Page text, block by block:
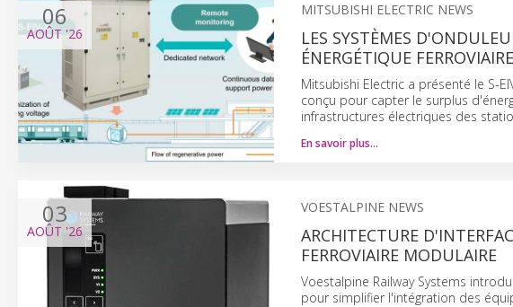
06
AOÛT'26
MITSUBISHI ELECTRIC NEWS
LES SYSTÈMES
ÉNERGÉTIQUE
Mitsubishi Electric a présenté le S-
conçu pour capter le surplus
infrastructures électriques des
En savoir plus…
03
AOÛT '26
VOESTALPINE NEWS
ARCHITECTURE
FERROVIAIRE MODULAIRE
Voestalpine Railway Systems
pour simplifier l'intégration des